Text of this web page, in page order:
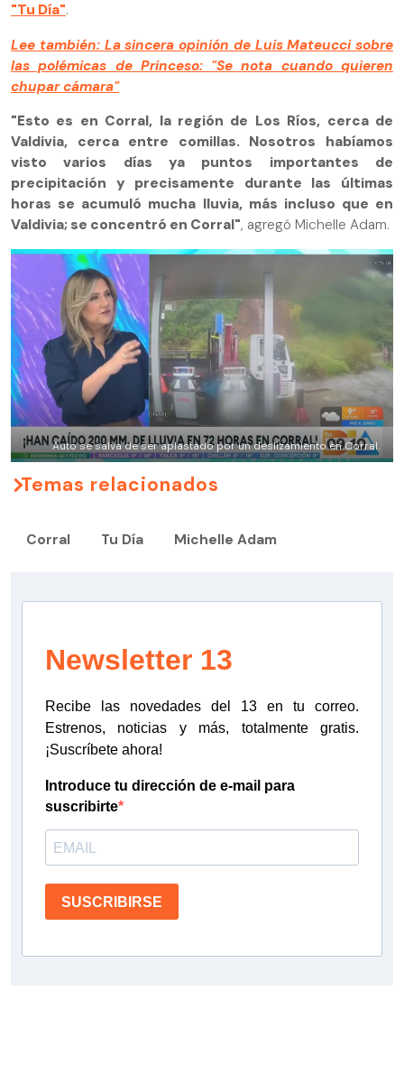
"Tu Día".
Lee también: La sincera opinión de Luis Mateucci sobre
las polémicas de Princeso: "Se nota cuando quieren
chupar cámara"
"Esto es en Corral, la región de Los Ríos, cerca de
Valdivia, cerca entre comillas. Nosotros habíamos
visto varios días ya puntos importantes de
precipitación y precisamente durante las últimas
horas se acumuló mucha lluvia, más incluso que en
Valdivia; se concentró en Corral", agregó Michelle Adam.
Auto se salva de ser aplastado por un deslizamiento en Corral.
Temas relacionados
Corral Tu Día Michelle Adam
Newsletter 13
Recibe las novedades del 13 en tu correo.
Estrenos, noticias y más, totalmente gratis.
¡Suscríbete ahora!
Introduce tu dirección de e-mail para
suscribirte
SUSCRIBIRSE